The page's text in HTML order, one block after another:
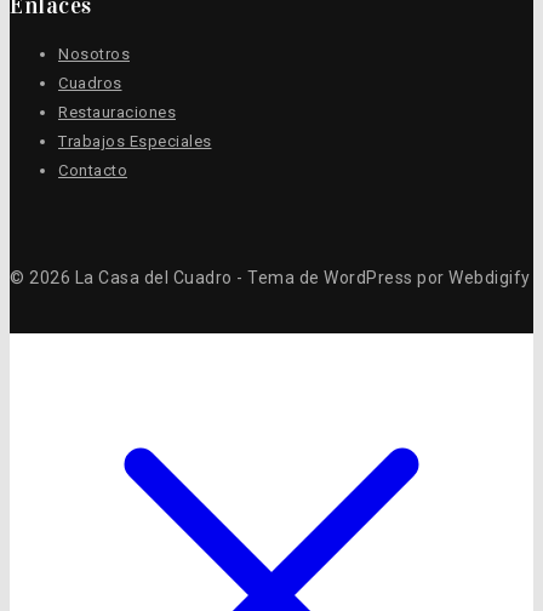
Enlaces
Nosotros
Cuadros
Restauraciones
Trabajos Especiales
Contacto
© 2026 La Casa del Cuadro - Tema de WordPress por Webdigify